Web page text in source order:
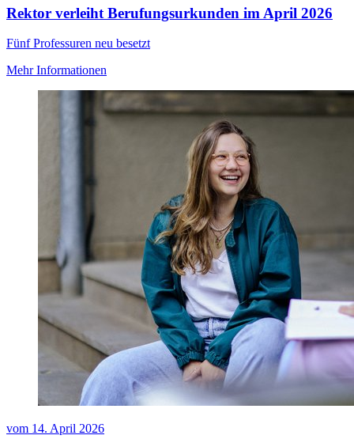
Rektor verleiht Berufungsurkunden im April 2026
Fünf Professuren neu besetzt
Mehr Informationen
vom 14. April 2026